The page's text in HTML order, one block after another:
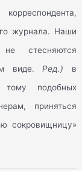
журнала. Наши
стесняются
виде.Ред.) в
подобных
приняться
сокровищницу»